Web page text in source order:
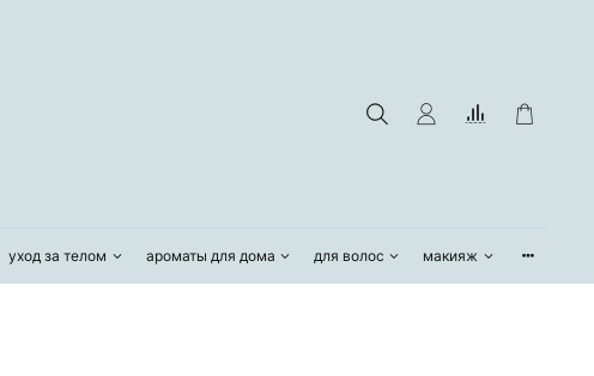
уход за телом ароматы для дома для волос макияж